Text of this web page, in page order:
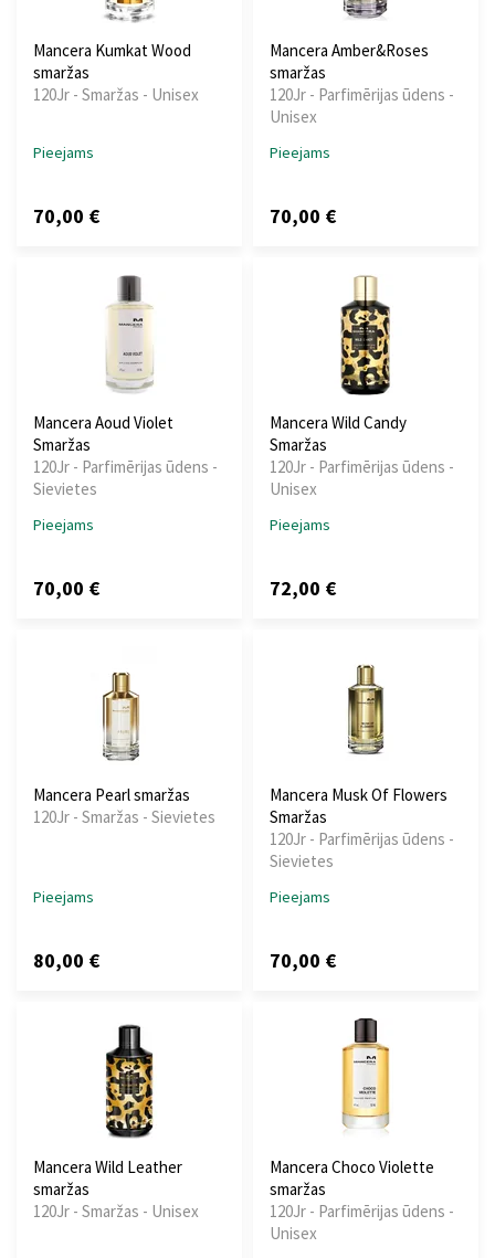
Mancera Kumkat Wood
smaržas
120Jr - Smaržas - Unisex
Pieejams
70,00 €
Mancera Amber&Roses
smaržas
120Jr - Parfimērijas ūdens -
Unisex
Pieejams
70,00 €
Mancera Aoud Violet
Smaržas
120Jr - Parfimērijas ūdens -
Sievietes
Pieejams
70,00 €
Mancera Wild Candy
Smaržas
120Jr - Parfimērijas ūdens -
Unisex
Pieejams
72,00 €
Mancera Pearl smaržas
120Jr - Smaržas - Sievietes
Pieejams
80,00 €
Mancera Musk Of Flowers
Smaržas
120Jr - Parfimērijas ūdens -
Sievietes
Pieejams
70,00 €
Mancera Wild Leather
smaržas
120Jr - Smaržas - Unisex
Mancera Choco Violette
smaržas
120Jr - Parfimērijas ūdens -
Unisex